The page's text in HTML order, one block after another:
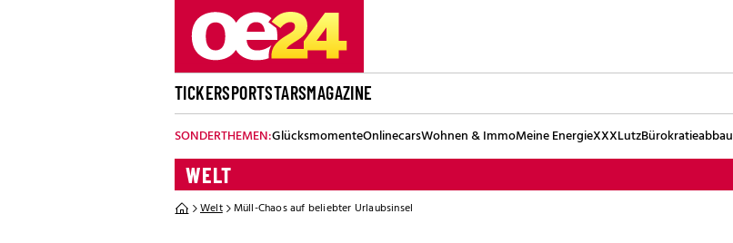
TICKERSPORTSTARSMAGAZINE
SONDERTHEMEN:GlücksmomenteOnlinecarsWohnen & ImmoMeine EnergieXXXLutzBürokratieabbau
WELT
Welt Müll-Chaos auf beliebter Urlaubsinsel